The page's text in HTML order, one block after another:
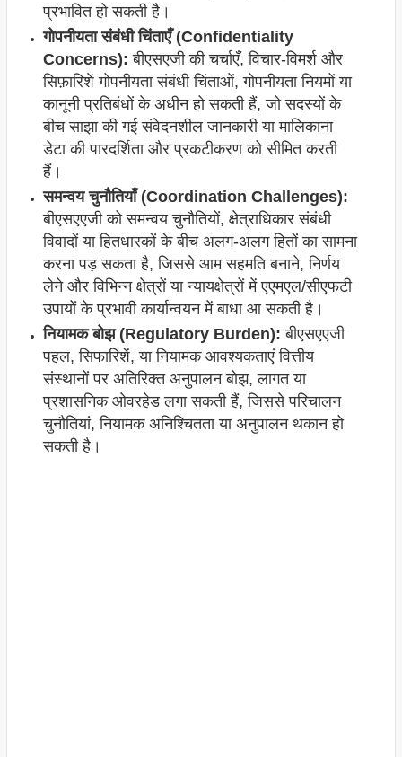
प्रभावित हो सकती है।
गोपनीयता संबंधी चिंताएँ (Confidentiality
Concerns): बीएसएजी की चर्चाएँ, विचार-विमर्श और
सिफ़ारिशें गोपनीयता संबंधी चिंताओं, गोपनीयता नियमों या
कानूनी प्रतिबंधों के अधीन हो सकती हैं, जो सदस्यों के
बीच साझा की गई संवेदनशील जानकारी या मालिकाना
डेटा की पारदर्शिता और प्रकटीकरण को सीमित करती
हैं।
समन्वय चुनौतियाँ (Coordination Challenges):
बीएसएएजी को समन्वय चुनौतियों, क्षेत्राधिकार संबंधी
विवादों या हितधारकों के बीच अलग-अलग हितों का सामना
करना पड़ सकता है, जिससे आम सहमति बनाने, निर्णय
लेने और विभिन्न क्षेत्रों या न्यायक्षेत्रों में एएमएल/सीएफटी
उपायों के प्रभावी कार्यान्वयन में बाधा आ सकती है।
नियामक बोझ (Regulatory Burden): बीएसएएजी
पहल, सिफारिशें, या नियामक आवश्यकताएं वित्तीय
संस्थानों पर अतिरिक्त अनुपालन बोझ, लागत या
प्रशासनिक ओवरहेड लगा सकती हैं, जिससे परिचालन
चुनौतियां, नियामक अनिश्चितता या अनुपालन थकान हो
सकती है।